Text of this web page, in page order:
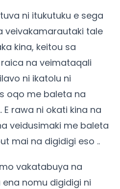
ni itukutuku e sega
veivakamarautaki tale
kina, keitou sa
na veimataqali
ni ikatolu ni
oqo me baleta na
rawa ni okati kina na
veidusimaki me baleta
mai na digidigi eso ..
vakatabuya na
nomu digidigi ni